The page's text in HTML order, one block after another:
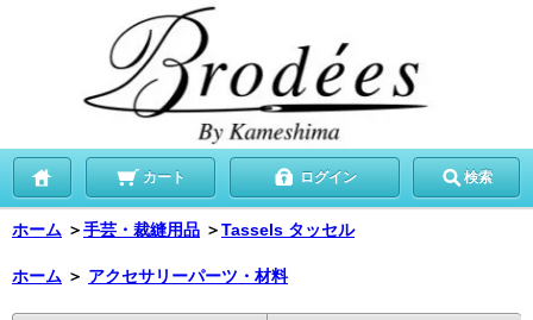
カート ログイン 検索
ホーム ＞手芸・裁縫用品 ＞Tassels タッセル
ホーム ＞ アクセサリーパーツ・材料